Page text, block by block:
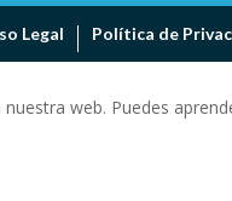
Legal Política de
web. Puedes